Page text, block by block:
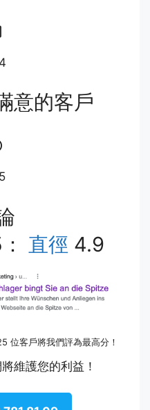
意的客戶
直徑 4.9
位客戶將我們評為最高分！
維護您的利益！